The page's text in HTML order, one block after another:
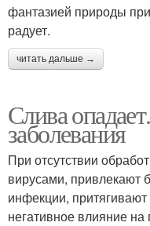
фантазией природы
радует.
читать дальше →
Слива
заболевания
При отсутствии
вирусами, привлекают
инфекции, притягивают
негативное влияние